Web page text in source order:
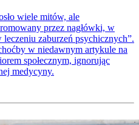
wiele mitów, ale
przez nagłówki, w
zaburzeń psychicznych”.
w niedawnym artykule na
społecznym, ignorując
medycyny.